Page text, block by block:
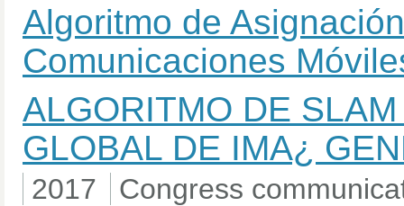
Algoritmo de
Comunicaciones
ALGORITMO DE
GLOBAL DE IMA¿
2017 Congress